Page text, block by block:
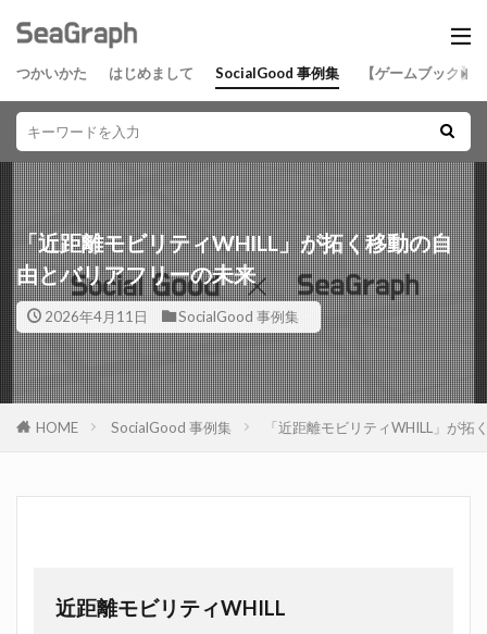
つかいかた はじめまして SocialGood 事例集 【ゲームブック】
「近距離モビリティWHILL」が拓く移動の自
由とバリアフリーの未来
2026年4月11日 SocialGood 事例集
HOME SocialGood 事例集 「近距離モビリティWHILL」が
近距離モビリティWHILL